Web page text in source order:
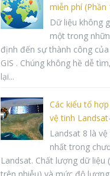
miễn phí (Phần
Dữ liệu không
một trong
định đến sự thành công
GIS . Chúng không hề dễ
lại...
Các kiểu tổ
vệ tinh
Landsat 8 là
nhất trong
Landsat. Chất lượng dữ liệu